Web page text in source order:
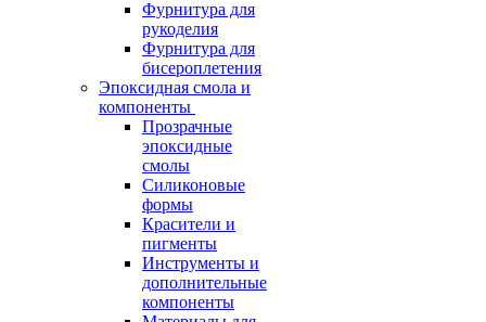
Фурнитура для
рукоделия
Фурнитура для
бисероплетения
Эпоксидная смола и
компоненты
Прозрачные
эпоксидные
смолы
Силиконовые
формы
Красители и
пигменты
Инструменты и
дополнительные
компоненты